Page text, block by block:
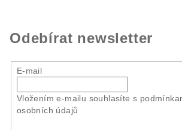
Odebírat newsletter
E-mail
Vložením e-mailu souhlasíte s
osobních údajů